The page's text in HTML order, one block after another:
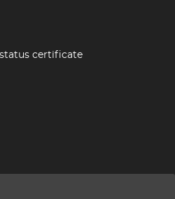
certificate